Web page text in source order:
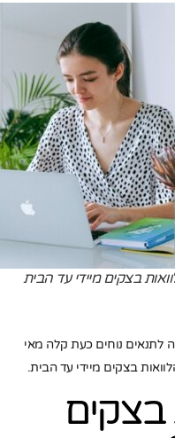
בצקים מיידי עד הבית
לתנאים נוחים כעת קלה מאי
בצקים מיידי עד הבית.
בצקים